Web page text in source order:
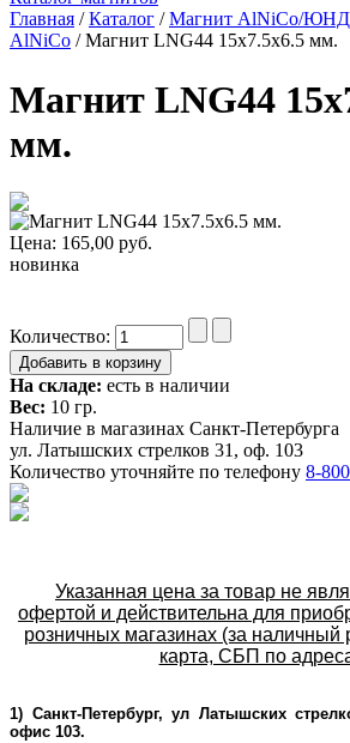
Главная /Каталог /Магнит AlNiCo/
AlNiCo / Магнит LNG44 15x7.5x6.5 мм.
Магнит LNG44
мм.
Цена: 165,00 руб.
новинка
Количество:
На складе: есть в наличии
Вес: 10 гр.
Наличие в магазинах Санкт-Петербурга
ул. Латышских стрелков 31, оф. 103
Количество уточняйте по телефону 8-
Указанная цена за товар не
офертой и действительна для
розничных магазинах (за наличный
карта, СБП по
1) Санкт-Петербург, ул Латышских
офис 103.